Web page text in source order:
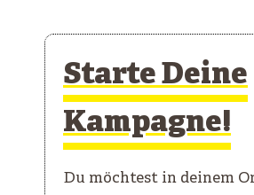
Starte Deine
Kampagne!
Du möchtest in deinem